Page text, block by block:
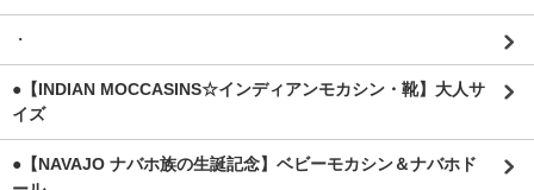
・
●【INDIAN MOCCASINS☆インディアンモカシン・靴】大人サ
イズ
●【NAVAJO ナバホ族の生誕記念】ベビーモカシン＆ナバホド